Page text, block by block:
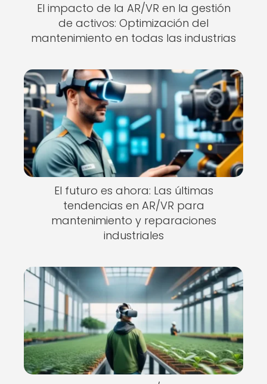
El impacto de la AR/VR en la gestión
de activos: Optimización del
mantenimiento en todas las industrias
El futuro es ahora: Las últimas
tendencias en AR/VR para
mantenimiento y reparaciones
industriales